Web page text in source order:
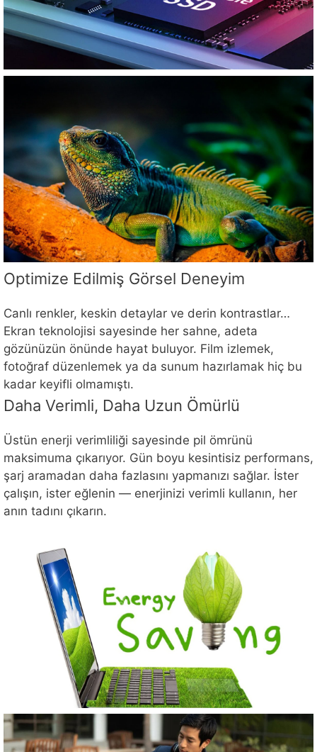
Optimize Edilmiş Görsel Deneyim
Canlı renkler, keskin detaylar ve derin kontrastlar…
Ekran teknolojisi sayesinde her sahne, adeta
gözünüzün önünde hayat buluyor. Film izlemek,
fotoğraf düzenlemek ya da sunum hazırlamak hiç bu
kadar keyifli olmamıştı.
Daha Verimli, Daha Uzun Ömürlü
Üstün enerji verimliliği sayesinde pil ömrünü
maksimuma çıkarıyor. Gün boyu kesintisiz performans,
şarj aramadan daha fazlasını yapmanızı sağlar. İster
çalışın, ister eğlenin — enerjinizi verimli kullanın, her
anın tadını çıkarın.